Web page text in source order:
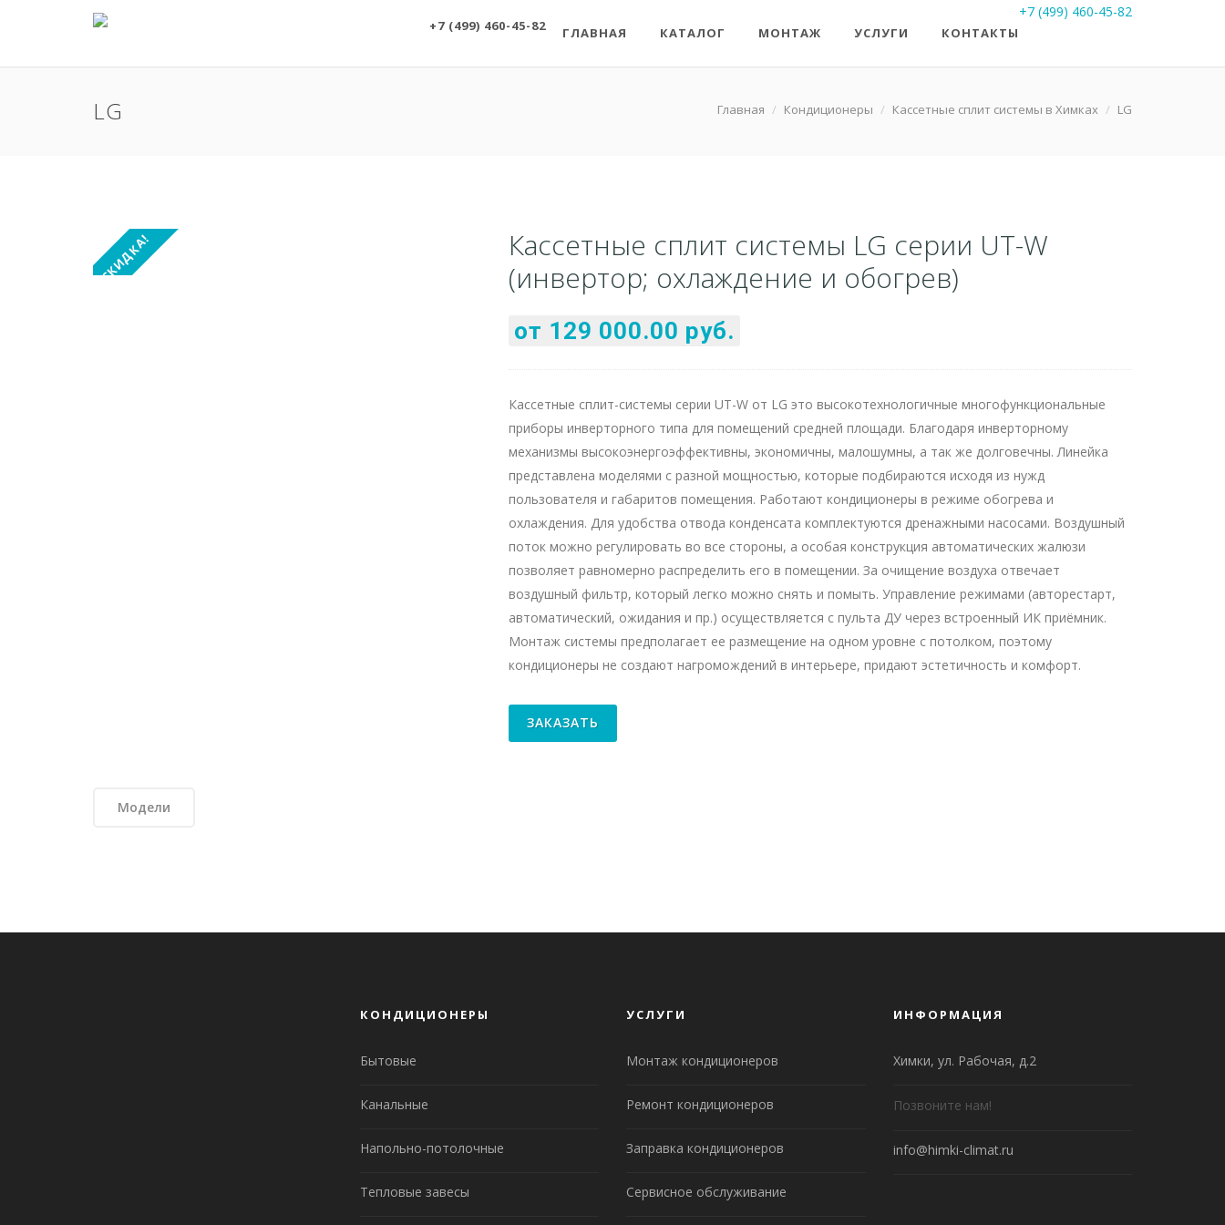
+7 (499) 460-45-82
+7 (499) 460-45-82 ГЛАВНАЯ КАТАЛОГ МОНТАЖ УСЛУГИ КОНТАКТЫ
LG Главная / Кондиционеры / Кассетные сплит системы в Химках / LG
СКИДКА!
Касcетные сплит системы LG серии UT-W
(инвертор; охлаждение и обогрев)
от 129 000.00 руб.
Кассетные сплит-системы серии UT-W от LG это высокотехнологичные многофункциональные
приборы инверторного типа для помещений средней площади. Благодаря инверторному
механизмы высокоэнергоэффективны, экономичны, малошумны, а так же долговечны. Линейка
представлена моделями с разной мощностью, которые подбираются исходя из нужд
пользователя и габаритов помещения. Работают кондиционеры в режиме обогрева и
охлаждения. Для удобства отвода конденсата комплектуются дренажными насосами. Воздушный
поток можно регулировать во все стороны, а особая конструкция автоматических жалюзи
позволяет равномерно распределить его в помещении. За очищение воздуха отвечает
воздушный фильтр, который легко можно снять и помыть. Управление режимами (авторестарт,
автоматический, ожидания и пр.) осуществляется с пульта ДУ через встроенный ИК приёмник.
Монтаж системы предполагает ее размещение на одном уровне с потолком, поэтому
кондиционеры не создают нагромождений в интерьере, придают эстетичность и комфорт.
ЗАКАЗАТЬ
Модели
КОНДИЦИОНЕРЫ
Бытовые
Канальные
Напольно-потолочные
Тепловые завесы
УСЛУГИ
Монтаж кондиционеров
Ремонт кондиционеров
Заправка кондиционеров
Сервисное обслуживание
ИНФОРМАЦИЯ
Химки, ул. Рабочая, д.2
Позвоните нам!
info@himki-climat.ru